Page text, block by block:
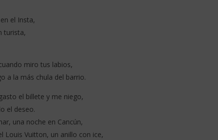
Warren Saada ft Valka - Jolie
novembre
2025
Stone
el Insta,
turista,
miro tus labios,
a la más chula del barrio.
el billete y me niego,
el deseo.
una noche en Cancún,
Louis Vuitton, un anillo con ice,